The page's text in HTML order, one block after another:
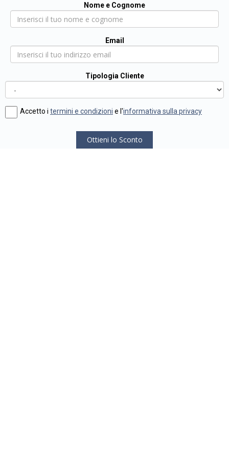
Nome e Cognome
Email
Tipologia Cliente
Accetto i termini e condizioni e l'informativa sulla privacy
Ottieni lo Sconto